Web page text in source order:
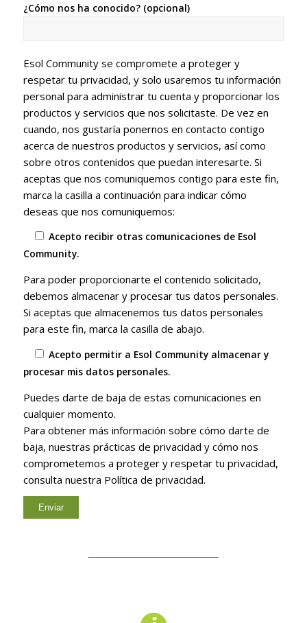
¿Cómo nos ha conocido? (opcional)
Esol Community se compromete a proteger y
respetar tu privacidad, y solo usaremos tu información
personal para administrar tu cuenta y proporcionar los
productos y servicios que nos solicitaste. De vez en
cuando, nos gustaría ponernos en contacto contigo
acerca de nuestros productos y servicios, así como
sobre otros contenidos que puedan interesarte. Si
aceptas que nos comuniquemos contigo para este fin,
marca la casilla a continuación para indicar cómo
deseas que nos comuniquemos:
Acepto recibir otras comunicaciones de Esol
Community.
Para poder proporcionarte el contenido solicitado,
debemos almacenar y procesar tus datos personales.
Si aceptas que almacenemos tus datos personales
para este fin, marca la casilla de abajo.
Acepto permitir a Esol Community almacenar y
procesar mis datos personales.
Puedes darte de baja de estas comunicaciones en
cualquier momento.
Para obtener más información sobre cómo darte de
baja, nuestras prácticas de privacidad y cómo nos
comprometemos a proteger y respetar tu privacidad,
consulta nuestra Política de privacidad.